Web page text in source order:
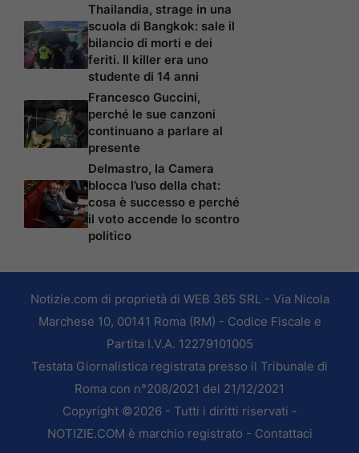
Thailandia, strage in una
scuola di Bangkok: sale il
bilancio di morti e dei
feriti. Il killer era uno
studente di 14 anni
Francesco Guccini,
perché le sue canzoni
continuano a parlare al
presente
Delmastro, la Camera
blocca l’uso della chat:
cosa è successo e perché
il voto accende lo scontro
politico
Notizie.com di proprietà di WEB 365 SRL - Via Nicola
Marchese 10, 00141 Roma (RM) - Codice Fiscale e
Partita I.V.A. 12279101005
Testata Giornalistica registrata presso il Tribunale di
Roma con n°208/2021 del 21/12/2021
Copyright ©2026 - Tutti i diritti riservati -
NOTIZIE.COM è marchio registrato - Contattaci